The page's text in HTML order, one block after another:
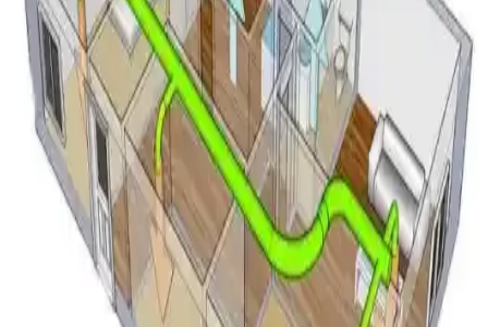
1965 Westinghouse PTAC Klima Ünitesi: Teknik
Özellikler ve Dayanıklılık İncelemesi
1965 Westinghouse PTAC klima ünitesi, 9000 BTU kapasite ve
11.2 EER verimlilikle dayanıklılığı ve reciprocating kompresör
teknolojisiyle öne çıkıyor. Mekanik olarak sağlam ancak kozmetik
hasarlı.
Mini Split Klima Dış Ünite Montajında Duvar ve
Zemin Tercihleri ve Dikkat Edilmesi Gerekenler
Mini split dış ünitenin montajında kar, donma, titreşim ve bakım
faktörleri göz önünde bulundurularak duvar veya zemin tercihi
yapılmalıdır. Doğru montaj sistem performansını ve dayanıklılığı